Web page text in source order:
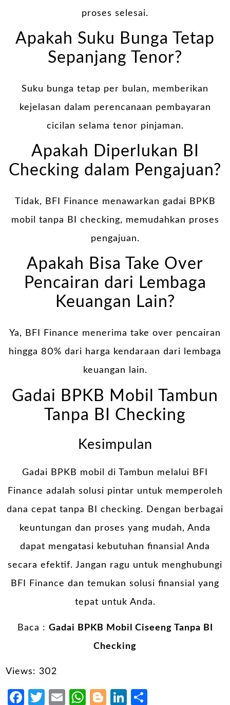
proses selesai.
Apakah Suku Bunga Tetap
Sepanjang Tenor?
Suku bunga tetap per bulan, memberikan
kejelasan dalam perencanaan pembayaran
cicilan selama tenor pinjaman.
Apakah Diperlukan BI
Checking dalam Pengajuan?
Tidak, BFI Finance menawarkan gadai BPKB
mobil tanpa BI checking, memudahkan proses
pengajuan.
Apakah Bisa Take Over
Pencairan dari Lembaga
Keuangan Lain?
Ya, BFI Finance menerima take over pencairan
hingga 80% dari harga kendaraan dari lembaga
keuangan lain.
Gadai BPKB Mobil Tambun
Tanpa BI Checking
Kesimpulan
Gadai BPKB mobil di Tambun melalui BFI
Finance adalah solusi pintar untuk memperoleh
dana cepat tanpa BI checking. Dengan berbagai
keuntungan dan proses yang mudah, Anda
dapat mengatasi kebutuhan finansial Anda
secara efektif. Jangan ragu untuk menghubungi
BFI Finance dan temukan solusi finansial yang
tepat untuk Anda.
Baca : Gadai BPKB Mobil Ciseeng Tanpa BI
Checking
Views: 302
Facebook
Twitter
EmailWhatsApp
Blogger
LinkedIn